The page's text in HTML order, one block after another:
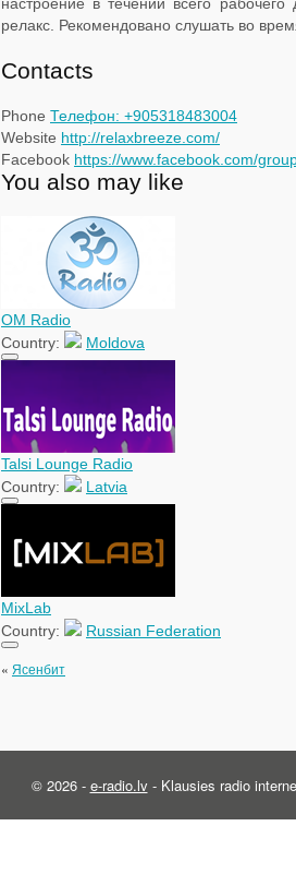
релакс. Рекомендовано слушать во
Contacts
Phone Телефон: +905318483004
Website http://relaxbreeze.com/
Facebook https://www.facebook.com/
You also may like
OM Radio
Country:
Moldova
Talsi Lounge Radio
Country:
Latvia
MixLab
Country:
Russian Federation
« Ясенбит
© 2026 - e-radio.lv - Klausies radio